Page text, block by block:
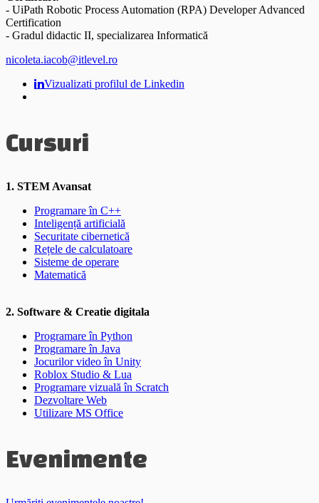
- UiPath Robotic Process Automation (RPA) Developer Advanced
Certification
- Gradul didactic II, specializarea Informatică
nicoleta.iacob@itlevel.ro
Vizualizati profilul de Linkedin
Cursuri
1. STEM Avansat
Programare în C++
Inteligență artificială
Securitate cibernetică
Rețele de calculatoare
Sisteme de operare
Matematică
2. Software & Creatie digitala
Programare în Python
Programare în Java
Jocurilor video în Unity
Roblox Studio & Lua
Programare vizuală în Scratch
Dezvoltare Web
Utilizare MS Office
Evenimente